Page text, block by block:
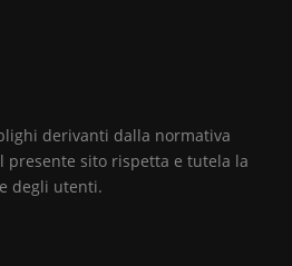
derivanti dalla normativa
presente sito rispetta e tutela la
degli utenti.